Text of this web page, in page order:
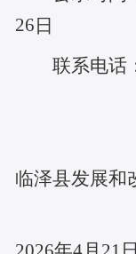
26 日
联系电话
临泽县发展和